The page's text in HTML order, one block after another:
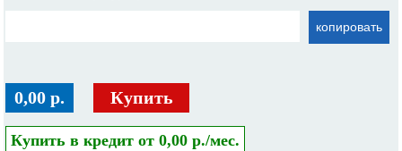
копировать
0,00 р. Купить
Купить в кредит от 0,00 р./мес.